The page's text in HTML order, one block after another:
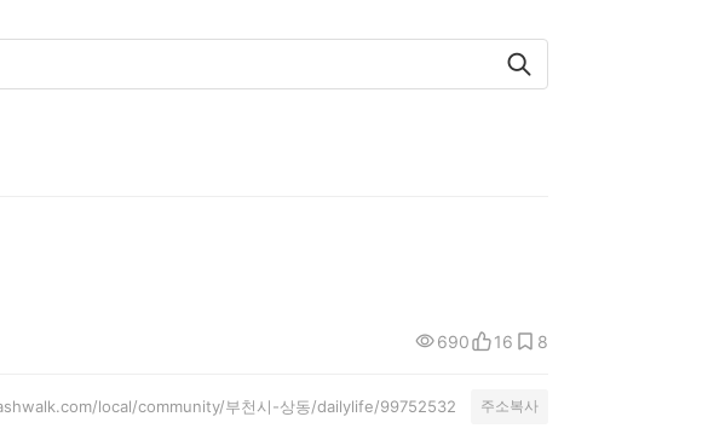
690 16 8
local/community/부천시-상동/dailylife/99752532 주소복사